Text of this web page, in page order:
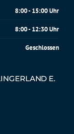
8:00 - 15:00 Uhr
8:00 - 12:30 Uhr
Geschlossen
E.